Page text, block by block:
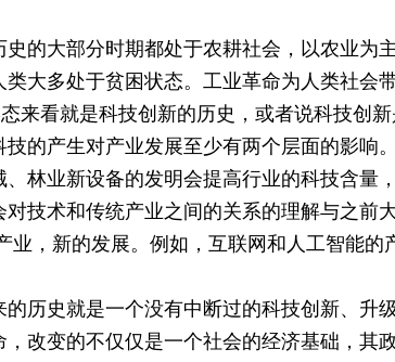
的大部分时期都处于农耕社会，以农业为
大多处于贫困状态。工业革命为人类社会
来看就是科技创新的历史，或者说科技创
的产生对产业发展至少有两个层面的影响
林业新设备的发明会提高行业的科技含量
技术和传统产业之间的关系的理解与之前
业，新的发展。例如，互联网和人工智能的
历史就是一个没有中断过的科技创新、升
改变的不仅仅是一个社会的经济基础，其